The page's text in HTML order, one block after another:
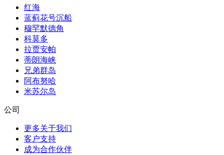
红海
蓝蓟花号沉船
穆罕默德角
科莫多
拉贾安帕
蒂朗海峡
兄弟群岛
阿布努哈
米苏尔岛
公司
更多关于我们
客户支持
成为合作伙伴